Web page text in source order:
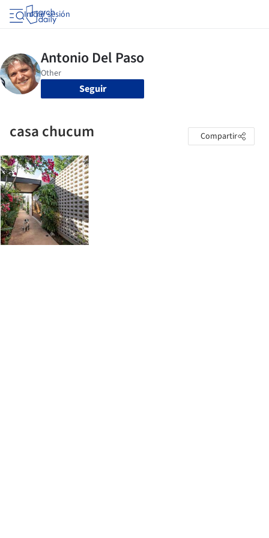
Iniciar sesión
Seguir
casa chucum Compartir